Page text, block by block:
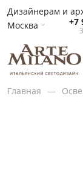
Дизайнерам и
Москва
+7
Главная